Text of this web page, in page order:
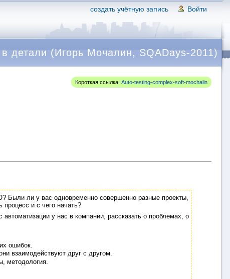
создать учётную запись Войти
детали (Игорь Мочалин, SQADays-2011)
Короткая ссылка: Auto-testing-complex-soft-mochalin
Были ли у вас одновременно совершенно разные проекты,
и с чего начать?
у нас в компании, рассказать о проблемах, о
ошибок.
взаимодействуют друг с другом.
методология.